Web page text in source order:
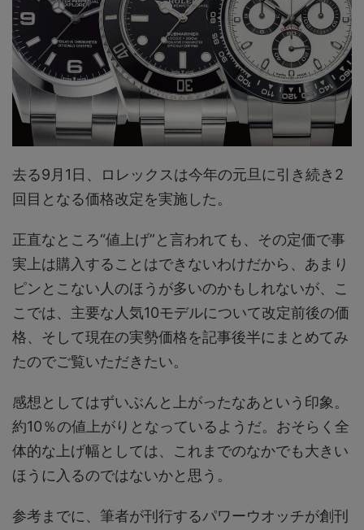
去る9月1日、ロレックスは今年の元旦に引き続き2
回目となる価格改定を実施した。
正直なところ“値上げ”と言われても、その定価で事
実上は購入することはできないわけだから、あまり
ピンとこない人のほうが多いのかもしれないが、こ
こでは、主要な人気10モデルについて改定前後の価
格、そして現在の実勢価格を記事後半にまとめてみ
たのでご覧いただきたい。
感想としてはずいぶんと上がったなあという印象。
約10％の値上がりとなっているようだ。おそらく全
体的な上げ幅としては、これまでのなかでも大きい
ほうに入るのではないかと思う。
参考までに、筆者が刊行するパワーウオッチが創刊